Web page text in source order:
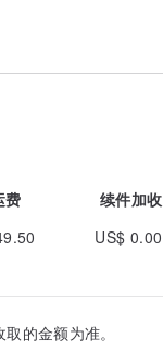
费
续件加收
US$ 0.00
的金额为准。